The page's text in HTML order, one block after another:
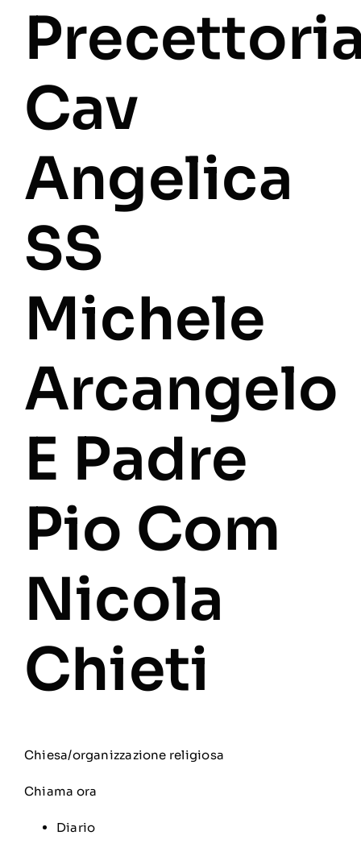
Cav
Angelica
SS
Michele
Arcangelo
E Padre
Pio Com
Nicola
Chieti
Chiesa/organizzazione religiosa
Chiama ora
Diario